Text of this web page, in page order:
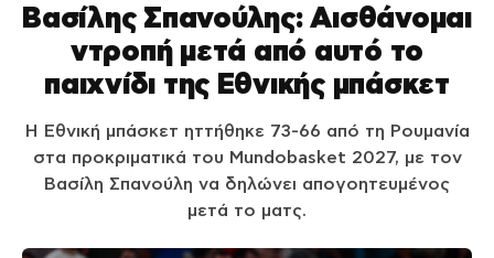
Βασίλης Σπανούλης: Αισθάνομαι
ντροπή μετά από αυτό το
παιχνίδι της Εθνικής μπάσκετ
Η Εθνική μπάσκετ ηττήθηκε 73-66 από τη Ρουμανία
στα προκριματικά του Mundobasket 2027, με τον
Βασίλη Σπανούλη να δηλώνει απογοητευμένος
μετά το ματς.